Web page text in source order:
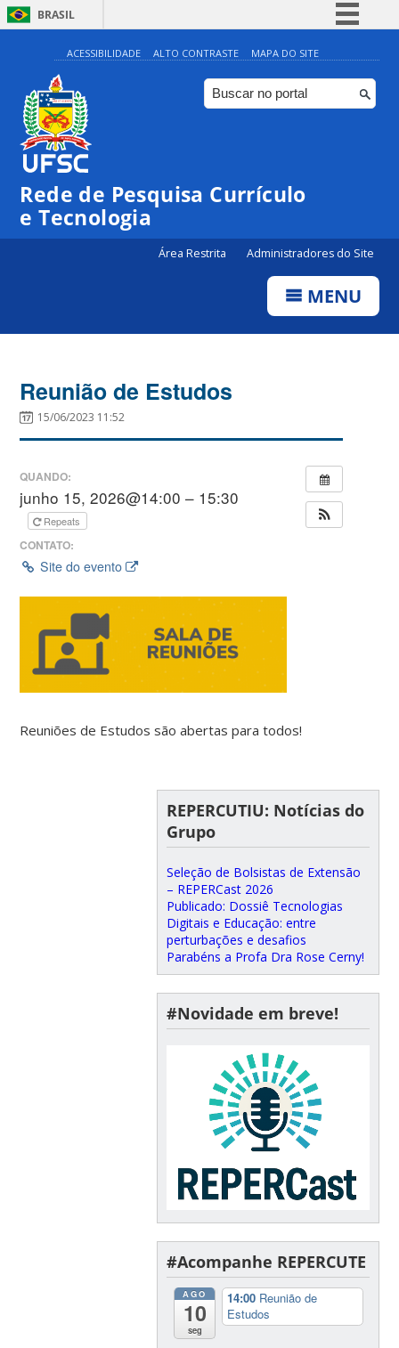
BRASIL
Simplifique!
Comunica BR
Participe
Canais
ACESSIBILIDADE ALTO CONTRASTE MAPA DO SITE
Rede de Pesquisa Currículo
e Tecnologia
Área Restrita Administradores do Site
MENU
Reunião de Estudos
15/06/2023 11:52
QUANDO:
junho 15, 2026@14:00 – 15:30
Repeats
CONTATO:
Site do evento
Reuniões de Estudos são abertas para todos!
REPERCUTIU: Notícias do
Grupo
Seleção de Bolsistas de Extensão
– REPERCast 2026
Publicado: Dossiê Tecnologias
Digitais e Educação: entre
perturbações e desafios
Parabéns a Profa Dra Rose Cerny!
#Novidade em breve!
#Acompanhe REPERCUTE
AGO
10
seg
14:00 Reunião de
Estudos